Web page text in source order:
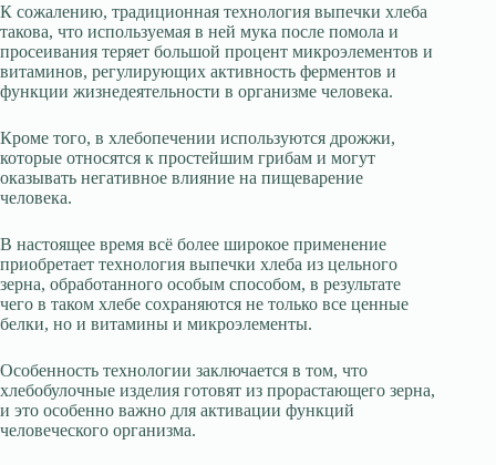
К сожалению, традиционная технология выпечки хлеба
такова, что используемая в ней мука после помола и
просеивания теряет большой процент микроэлементов и
витаминов, регулирующих активность ферментов и
функции жизнедеятельности в организме человека.
Кроме того, в хлебопечении используются дрожжи,
которые относятся к простейшим грибам и могут
оказывать негативное влияние на пищеварение
человека.
В настоящее время всё более широкое применение
приобретает технология выпечки хлеба из цельного
зерна, обработанного особым способом, в результате
чего в таком хлебе сохраняются не только все ценные
белки, но и витамины и микроэлементы.
Особенность технологии заключается в том, что
хлебобулочные изделия готовят из прорастающего зерна,
и это особенно важно для активации функций
человеческого организма.